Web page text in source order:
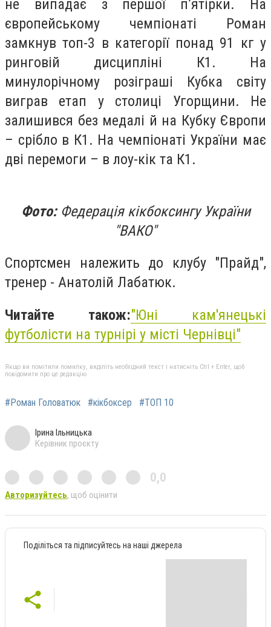
не випадає з першої п’ятірки. На
європейському чемпіонаті Роман
замкнув топ-3 в категорії понад 91 кг у
ринговій дисципліні К1. На
минулорічному розіграші Кубка світу
виграв етап у столиці Угорщини. Не
залишився без медалі й на Кубку Європи
– срібло в К1. На чемпіонаті України має
дві перемоги – в лоу-кік та К1.
Фото:Федерація кікбоксингу України
"ВАКО"
Спортсмен належить до клубу "Прайд",
тренер - Анатолій Лабатюк.
Читайте також:"Юні кам'янецькі
футболісти на турнірі у місті Чернівці"
Якщо ви помітили помилку, виділіть необхідний текст і натисніть Ctrl + Enter, щоб
повідомити про це редакцію
#Роман Головатюк #кікбоксер #ТОП 10
Ірина Ільницька
Керівник проєкту
0,0
Авторизуйтесь, щоб оцінити
Поділіться та підписуйтесь на наші джерела